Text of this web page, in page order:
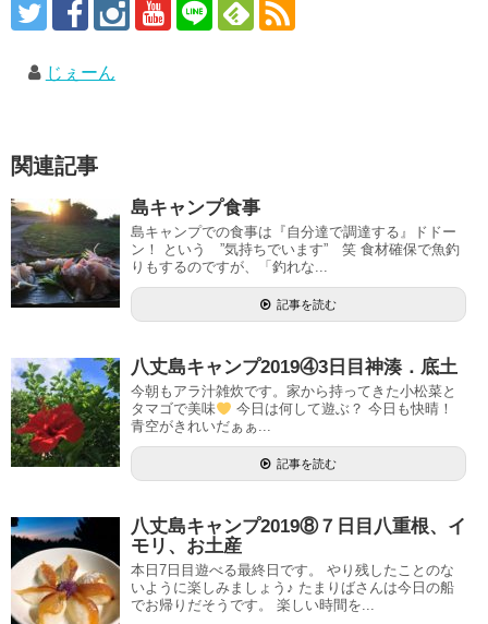
じぇーん
関連記事
島キャンプ食事
島キャンプでの食事は『自分達で調達する』ドドー
ン！ という ”気持ちでいます” 笑 食材確保で魚釣
りもするのですが、「釣れな...
記事を読む
八丈島キャンプ2019④3日目神湊．底土
今朝もアラ汁雑炊です。家から持ってきた小松菜と
タマゴで美味
今日は何して遊ぶ？ 今日も快晴！
青空がきれいだぁぁ...
記事を読む
八丈島キャンプ2019⑧７日目八重根、イ
モリ、お土産
本日7日目遊べる最終日です。 やり残したことのな
いように楽しみましょう♪ たまりばさんは今日の船
でお帰りだそうです。 楽しい時間を...